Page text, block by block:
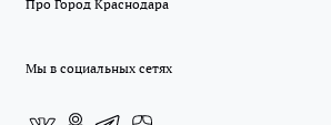
Про Город Краснодара
Мы в социальных сетях